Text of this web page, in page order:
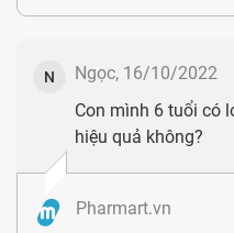
N Ngọc, 16/10/2022
Con mình 6 tuổi có
hiệu quả không?
Pharmart.vn